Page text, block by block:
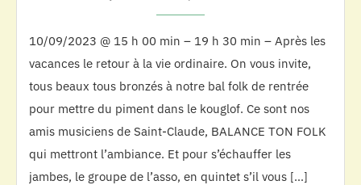
10/09/2023 @ 15 h 00 min – 19 h 30 min – Après les
vacances le retour à la vie ordinaire. On vous invite,
tous beaux tous bronzés à notre bal folk de rentrée
pour mettre du piment dans le kouglof. Ce sont nos
amis musiciens de Saint-Claude, BALANCE TON FOLK
qui mettront l’ambiance. Et pour s’échauffer les
jambes, le groupe de l’asso, en quintet s’il vous […]